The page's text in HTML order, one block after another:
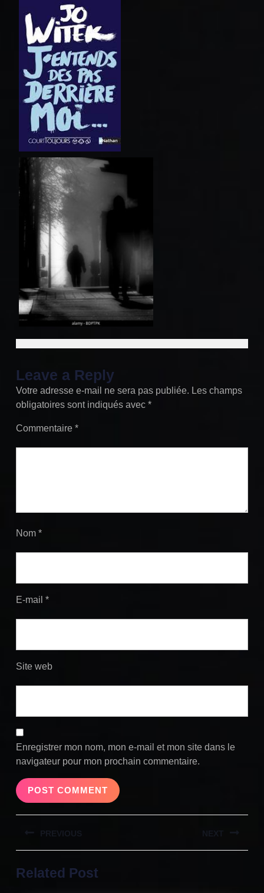
Leave a Reply
Votre adresse e-mail ne sera pas publiée. Les champs
obligatoires sont indiqués avec *
Commentaire *
Nom *
E-mail *
Site web
Enregistrer mon nom, mon e-mail et mon site dans le
navigateur pour mon prochain commentaire.
Navigation
de
l’article
PREVIOUS
post:
NEXT
Related Post